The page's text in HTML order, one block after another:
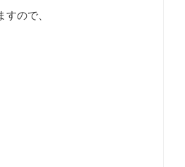
ので、